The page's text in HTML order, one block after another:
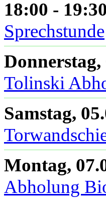
18:00 - 19:30
Sprechstunde
Donnerstag,
Tolinski
Samstag,
Montag,
Abholung